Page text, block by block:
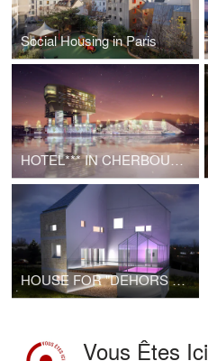
Social Housing in Paris
HOTEL*** IN CHERBOURG
HOUSE FOR "DEHORS PARIS" EXHIBITION
Vous Êtes Ici